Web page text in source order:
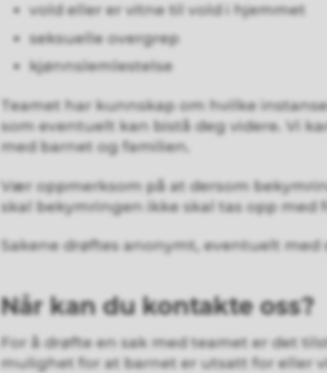
vold eller er vitne til vold i hjemmet
seksuelle overgrep
kjønnslemlestelse
Teamet har kunnskap om hvilke
som eventuelt kan bistå deg videre. Vi
med barnet og familien.
Vær oppmerksom på at dersom
skal bekymringen ikke skal tas opp med
Sakene drøftes anonymt, eventuelt med
Når kan du kontakte oss?
For å drøfte en sak med teamet er det
mulighet for at barnet er utsatt for eller